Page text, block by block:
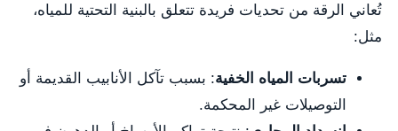
تُعاني الرقة من تحديات فريدة تتعلق بالبنية التحتية للمياه،
مثل:
تسربات المياه الخفية: بسبب تآكل الأنابيب القديمة أو
التوصيلات غير المحكمة.